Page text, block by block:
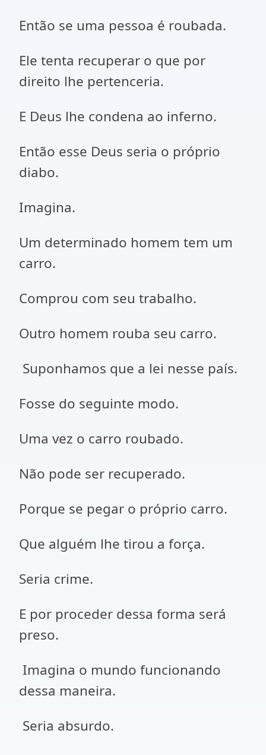
Então se uma pessoa é roubada.
Ele tenta recuperar o que por
direito lhe pertenceria.
E Deus lhe condena ao inferno.
Então esse Deus seria o próprio
diabo.
Imagina.
Um determinado homem tem um
carro.
Comprou com seu trabalho.
Outro homem rouba seu carro.
Suponhamos que a lei nesse país.
Fosse do seguinte modo.
Uma vez o carro roubado.
Não pode ser recuperado.
Porque se pegar o próprio carro.
Que alguém lhe tirou a força.
Seria crime.
E por proceder dessa forma será
preso.
Imagina o mundo funcionando
dessa maneira.
Seria absurdo.